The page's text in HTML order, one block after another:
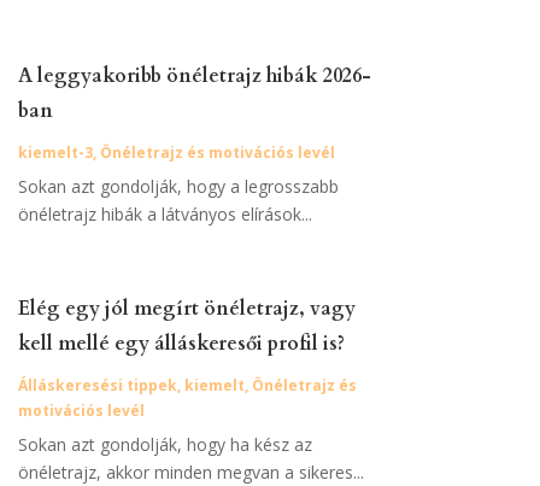
A leggyakoribb önéletrajz hibák 2026-
ban
kiemelt-3, Önéletrajz és motivációs levél
Sokan azt gondolják, hogy a legrosszabb
önéletrajz hibák a látványos elírások...
Elég egy jól megírt önéletrajz, vagy
kell mellé egy álláskeresői profil is?
Álláskeresési tippek, kiemelt, Önéletrajz és
motivációs levél
Sokan azt gondolják, hogy ha kész az
önéletrajz, akkor minden megvan a sikeres...